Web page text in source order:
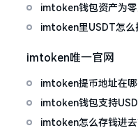
imtoken钱包资产为
imtoken里USDT怎么
imtoken唯一官网
imtoken提币地址在
imtoken钱包支持
imtoken怎么存钱进